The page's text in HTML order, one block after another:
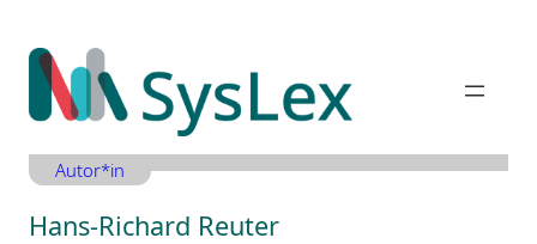
Inhalt
springen
Autor*in
Hans-Richard Reuter